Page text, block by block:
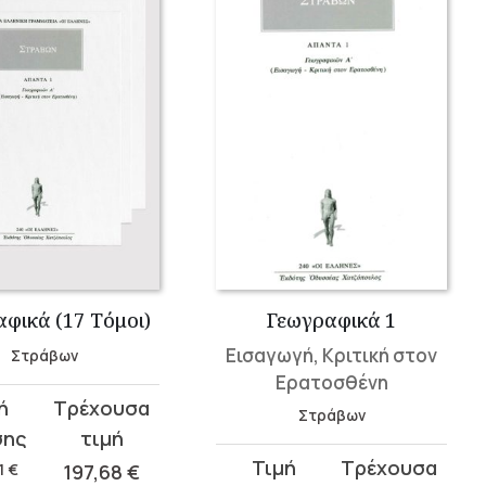
(17 Τόμοι)
Στράβων
€ 197,68€
Γεωγραφικά 1
Εισαγωγή, Κριτική στον
Ερατοσθένη
Στράβων
Original
Current